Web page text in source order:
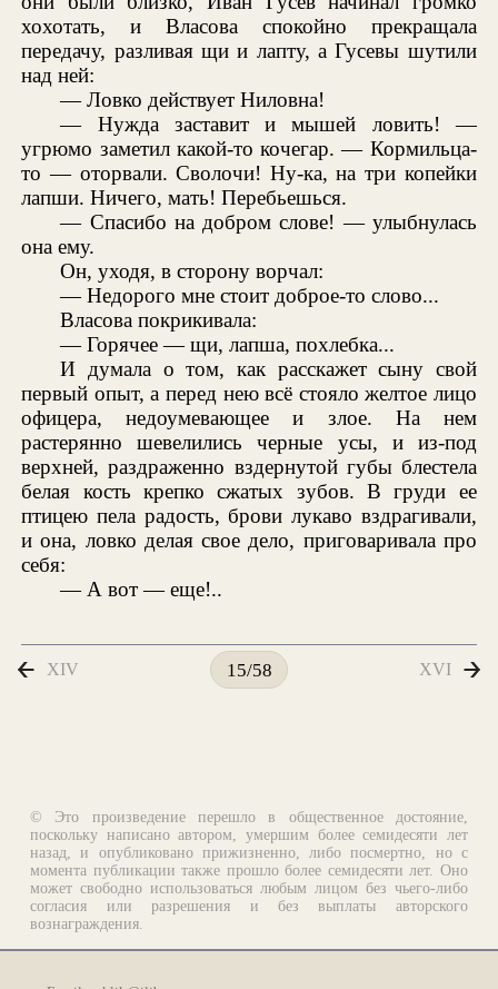
хохотать, и Власова спокойно прекращала
передачу, разливая щи и лапту, а Гусевы шутили
над ней:
— Ловко действует Ниловна!
— Нужда заставит и мышей ловить! —
угрюмо заметил какой-то кочегар. — Кормильца-
то — оторвали. Сволочи! Ну-ка, на три копейки
лапши. Ничего, мать! Перебьешься.
— Спасибо на добром слове! — улыбнулась
она ему.
Он, уходя, в сторону ворчал:
— Недорого мне стоит доброе-то слово...
Власова покрикивала:
— Горячее — щи, лапша, похлебка...
И думала о том, как расскажет сыну свой
первый опыт, а перед нею всё стояло желтое лицо
офицера, недоумевающее и злое. На нем
растерянно шевелились черные усы, и из-под
верхней, раздраженно вздернутой губы блестела
белая кость крепко сжатых зубов. В груди ее
птицею пела радость, брови лукаво вздрагивали,
и она, ловко делая свое дело, приговаривала про
себя:
— А вот — еще!..
XIV 15/58 XVI
© Это произведение перешло в общественное достояние,
поскольку написано автором, умершим более семидесяти лет
назад, и опубликовано прижизненно, либо посмертно, но с
момента публикации также прошло более семидесяти лет. Оно
может свободно использоваться любым лицом без чьего-либо
согласия или разрешения и без выплаты авторского
вознаграждения.